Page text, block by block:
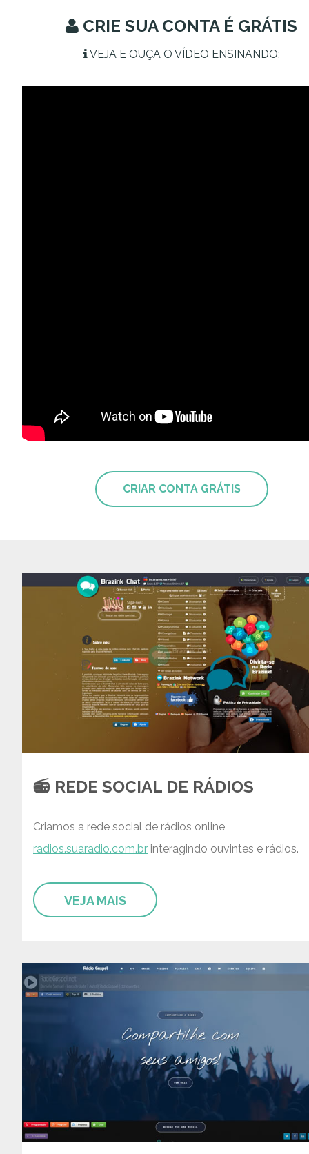
CRIE SUA CONTA É GRÁTIS
VEJA E OUÇA O VÍDEO ENSINANDO:
CRIAR CONTA GRÁTIS
📻 REDE SOCIAL DE RÁDIOS
Criamos a rede social de rádios online
radios.suaradio.com.br interagindo ouvintes e rádios.
VEJA MAIS